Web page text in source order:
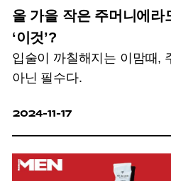
올 가을 작은 주머니에라
‘이것’?
입술이 까칠해지는 이맘때,
아닌 필수다.
2024-11-17